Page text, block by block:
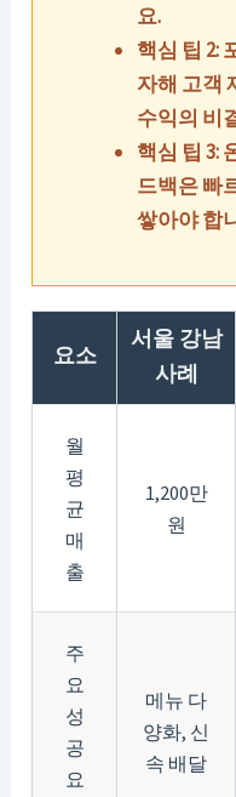
요.
핵심 팁 2:
자해 고객
수익의 비
핵심 팁 3:
드백은 빠
쌓아야 합
요소
서울 강남
사례
월
평
균
매
출
1,200만
원
주
요
성
공
요
메뉴 다
양화, 신
속 배달